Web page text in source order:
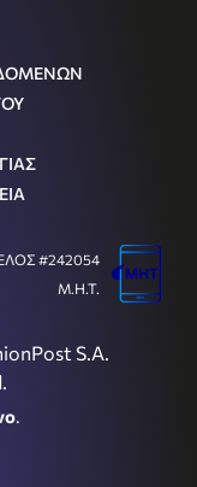
S.A.
.
#242054
Μ.Η.Τ.